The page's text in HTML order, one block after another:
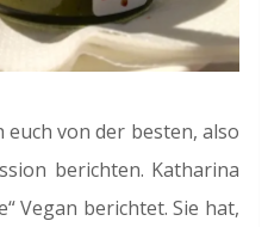
von der besten, also
berichten. Katharina
Vegan berichtet. Sie hat,